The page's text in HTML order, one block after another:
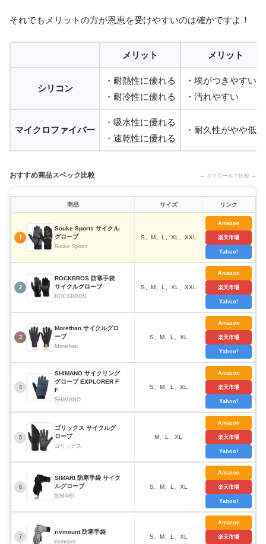
それでもメリットの方が恩恵を受けやすいのは確かですよ！
メリット メリット
シリコン
・耐熱性に優れる
・耐冷性に優れる
・埃がつきやすい
・汚れやすい
マイクロファイバー
・吸水性に優れる
・速乾性に優れる
・耐久性がやや低い
おすすめ商品スペック比較 ← スクロールで比較 →
商品 サイズ リンク
1
Souke Sports サイクル
グローブ
Souke Sports
S、M、L、XL、XXL
Amazon
楽天市場
Yahoo!
2
ROCKBROS 防寒手袋
サイクルグローブ
ROCKBROS
S、M、L、XL、XXL
Amazon
楽天市場
Yahoo!
3
Morethan サイクルグロ
ーブ
Morethan
S、M、L、XL
Amazon
楽天市場
Yahoo!
4
SHIMANO サイクリング
グローブ EXPLORER F
F
SHIMANO
S、M、L、XL
Amazon
楽天市場
Yahoo!
5
ゴリックス サイクルグ
ローブ
ゴリックス
M、L、XL
Amazon
楽天市場
Yahoo!
6
SIMARI 防寒手袋 サイク
ルグローブ
SIMARI
S、M、L、XL
Amazon
楽天市場
Yahoo!
7
rivmount 防寒手袋
rivmount
S、M、L、XL
Amazon
楽天市場